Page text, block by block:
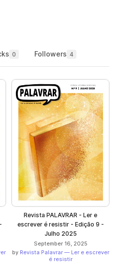
0 Followers 4
Revista PALAVRAR - Ler e
escrever é resistir - Edição 9 -
Julho 2025
September 16, 2025
by Revista Palavrar — Ler e escrever
é resistir